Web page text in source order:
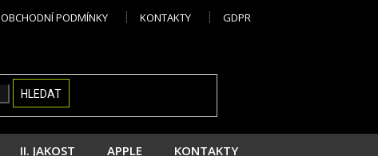
OBCHODNÍ PODMÍNKY KONTAKTY GDPR
HLEDAT
II. JAKOST APPLE KONTAKTY